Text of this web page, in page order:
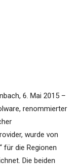
6. Mai 2015 –
renommierter
wurde von
für die Regionen
Die beiden